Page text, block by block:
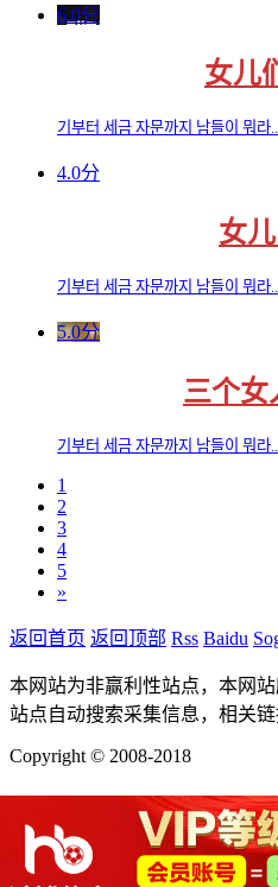
6.0分
女儿
기부터 세금 자문까지 남들이 뭐라
4.0分
女
기부터 세금 자문까지 남들이 뭐라
5.0分
三个女
기부터 세금 자문까지 남들이 뭐라...
1
2
3
4
5
»
返回首页 返回顶部 Rss Baidu
本网站为非赢利性站点，本网
站点自动搜索采集信息，相关链
Copyright © 2008-2018